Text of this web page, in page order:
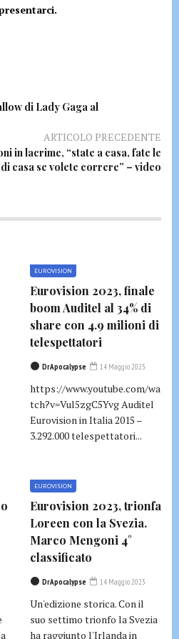
di Lady Gaga al
ARTICOLO PRECEDENTE
in lacrime, “state a casa, fate le
casa se volete correre” – video
EUROVISION
Eurovision 2023, finale
boom Auditel al 34% di
share con 4.9 milioni di
telespettatori
DrApocalypse 14 Maggio 2023
https://www.youtube.com/wa
tch?v=Vul5zgC5Yvg Auditel
Eurovision in Italia 2015 –
3.292.000 telespettatori...
EUROVISION
Eurovision 2023, trionfa
Loreen con la Svezia.
Marco Mengoni 4°
classificato
DrApocalypse 14 Maggio 2023
Un'edizione storica. Con il
suo settimo trionfo la Svezia
ha raggiunto l'Irlanda in